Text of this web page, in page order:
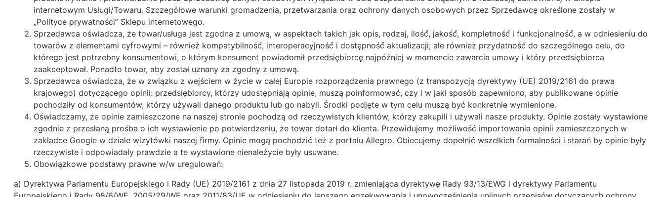
internetowym Usługi/Towaru. Szczegółowe warunki gromadzenia, przetwarzania oraz ochrony danych osobowych przez Sprzedawcę określone zostały w
„Polityce prywatności” Sklepu internetowego.
Sprzedawca oświadcza, że towar/usługa jest zgodna z umową, w aspektach takich jak opis, rodzaj, ilość́, jakość́, kompletność́ i funkcjonalność́, a w odniesieniu do
towarów z elementami cyfrowymi – również̇ kompatybilność́, interoperacyjność́ i dostępność́ aktualizacji; ale również przydatność́ do szczególnego celu, do
którego jest potrzebny konsumentowi, o którym konsument powiadomił przedsiębiorcę̨ najpóźniej w momencie zawarcia umowy i który przedsiębiorca
zaakceptował. Ponadto towar, aby został uznany za zgodny z umową.
Sprzedawca oświadcza, że w związku z wejściem w życie w całej Europie rozporządzenia prawnego (z transpozycją dyrektywy (UE) 2019/2161 do prawa
krajowego) dotyczącego opinii: przedsiębiorcy, którzy udostępniają opinie, muszą poinformować, czy i w jaki sposób zapewniono, aby publikowane opinie
pochodziły od konsumentów, którzy używali danego produktu lub go nabyli. Środki podjęte w tym celu muszą być konkretnie wymienione.
Oświadczamy, że opinie zamieszczone na naszej stronie pochodzą od rzeczywistych klientów, którzy zakupili i używali nasze produkty. Opinie zostały wystawione
zgodnie z przesłaną prośba o ich wystawienie po potwierdzeniu, że towar dotarł do klienta. Przewidujemy możliwość importowania opinii zamieszczonych w
zakładce Google w dziale wizytówki naszej firmy. Opinie mogą pochodzić też z portalu Allegro. Obiecujemy dopełnić wszelkich formalności i starań by opinie były
rzeczywiste i odpowiadały prawdzie a te wystawione nienależycie były usuwane.
Obowiązkowe podstawy prawne w/w uregulowań:
a) Dyrektywa Parlamentu Europejskiego i Rady (UE) 2019/2161 z dnia 27 listopada 2019 r. zmieniająca dyrektywę Rady 93/13/EWG i dyrektywy Parlamentu